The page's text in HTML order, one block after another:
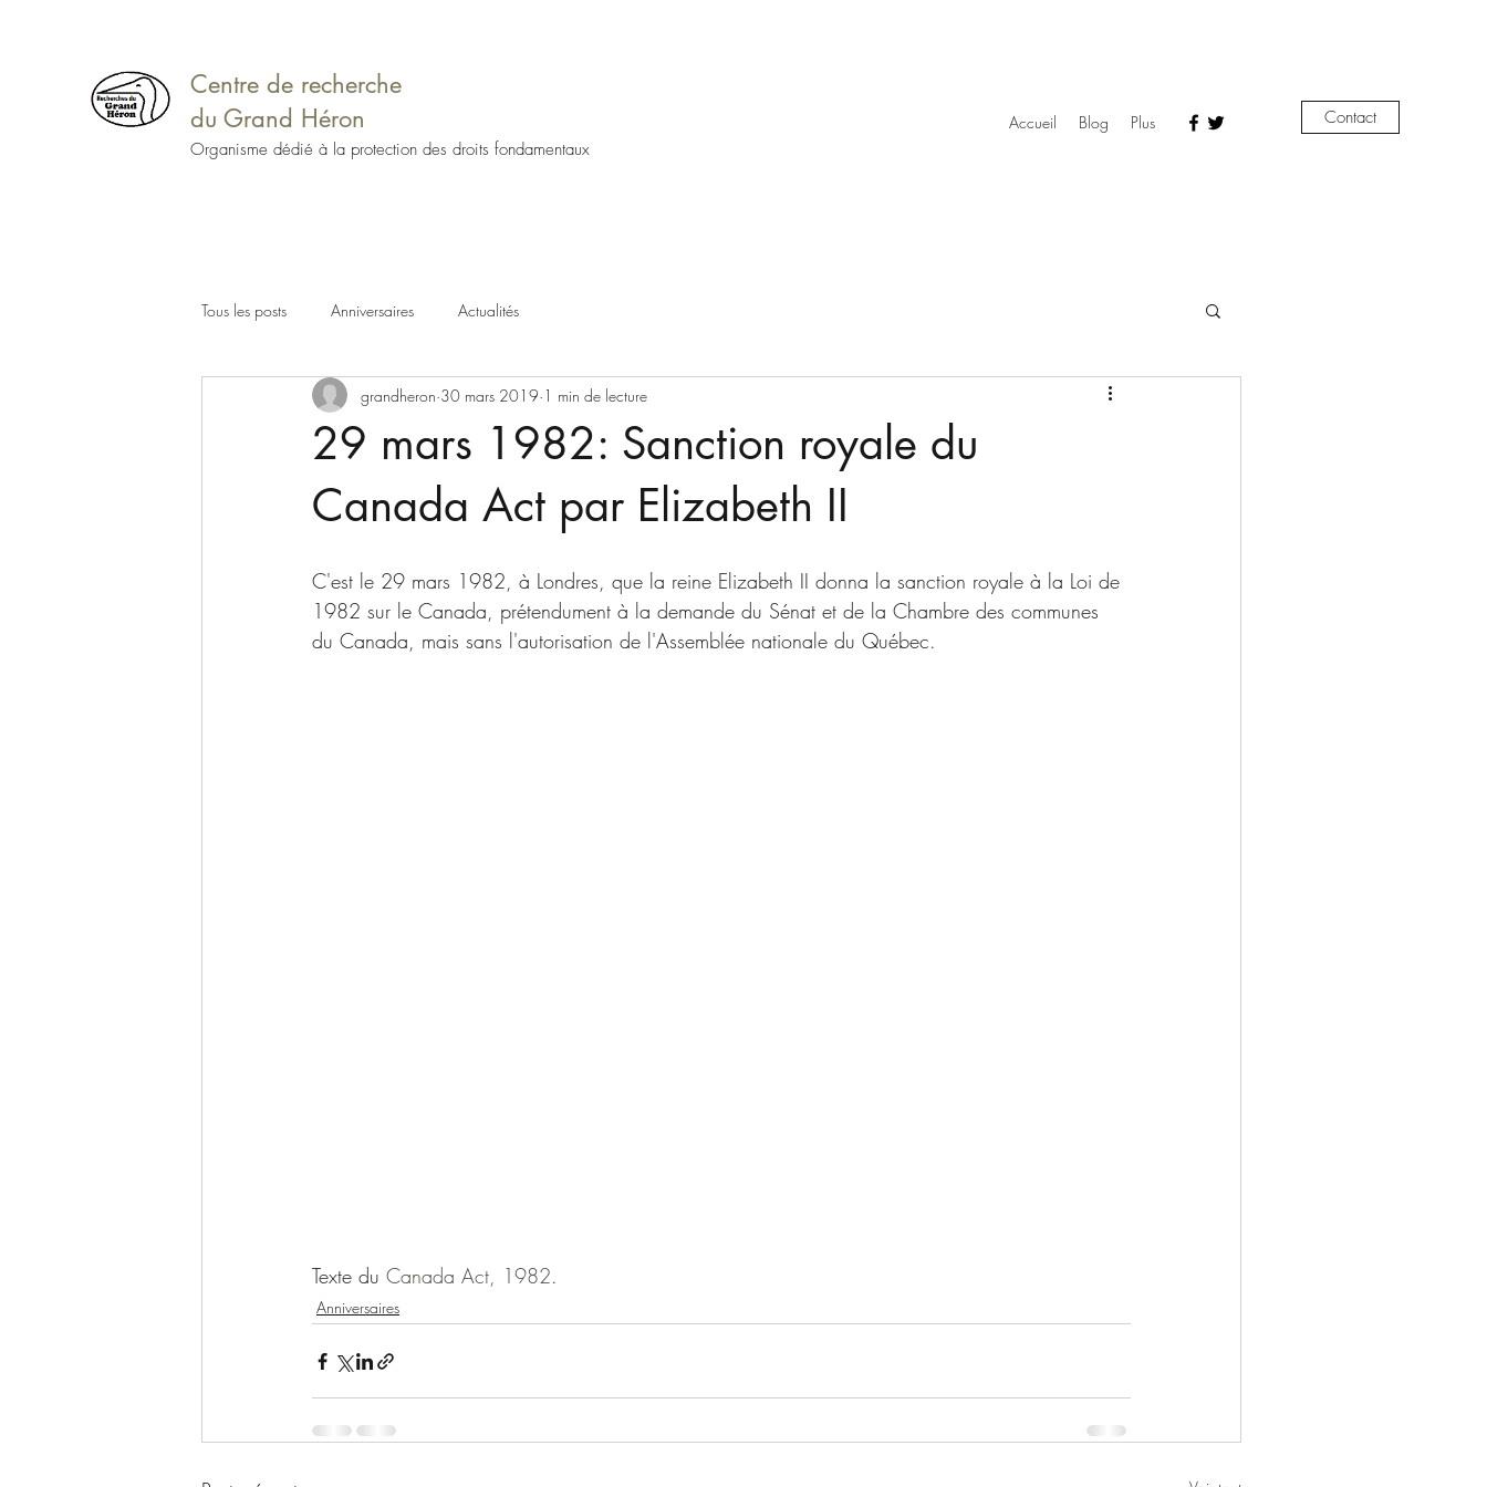
Centre de recherche
du Grand Héron
Organisme dédié à la protection des droits fondamentaux
Accueil Blog Plus Contact
Tous les posts Anniversaires Actualités
29 mars 1982: Sanction royale du
Canada Act par Elizabeth II
grandheron 30 mars 2019 1 min de lecture
C'est le 29 mars 1982, à Londres, que la reine Elizabeth II donna la sanction royale à la Loi de
1982 sur le Canada, prétendument à la demande du Sénat et de la Chambre des communes
du Canada, mais sans l'autorisation de l'Assemblée nationale du Québec.
Texte du Canada Act, 1982.
Anniversaires